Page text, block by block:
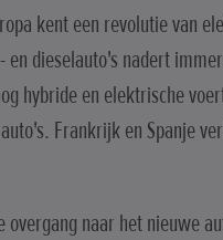
kent een revolutie van
en dieselauto's nadert
hybride en elektrische
Frankrijk en Spanje
overgang naar het nieuwe